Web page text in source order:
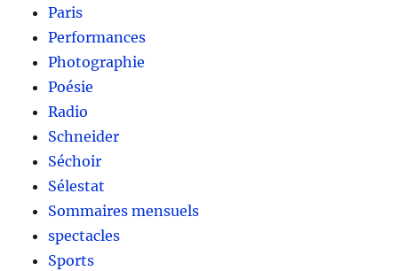
Paris
Performances
Photographie
Poésie
Radio
Schneider
Séchoir
Sélestat
Sommaires mensuels
spectacles
Sports